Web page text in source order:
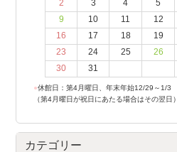
2
3 4 5
9
10 11 12
16
17 18 19
23
24 25 26
30
31
●休館日：第4月曜日、年末年始12/29～1/3
（第4月曜日が祝日にあたる場合はその翌日）
カテゴリー